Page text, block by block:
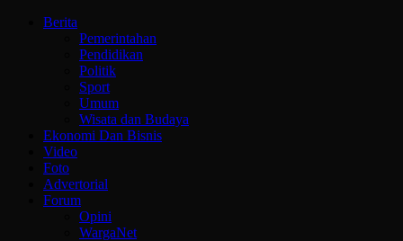
Berita
Pemerintahan
Pendidikan
Politik
Sport
Umum
Wisata dan Budaya
Ekonomi Dan Bisnis
Video
Foto
Advertorial
Forum
Opini
WargaNet